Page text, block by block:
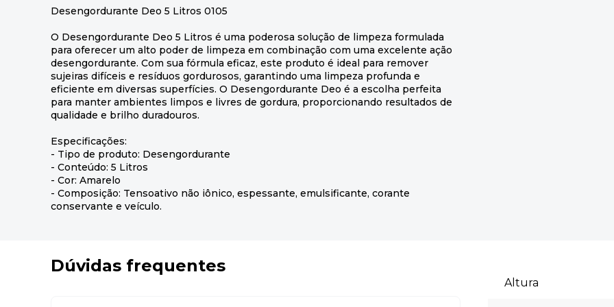
Desengordurante Deo 5 Litros 0105
O Desengordurante Deo 5 Litros é uma poderosa solução de limpeza formulada
para oferecer um alto poder de limpeza em combinação com uma excelente ação
desengordurante. Com sua fórmula eficaz, este produto é ideal para remover
sujeiras difíceis e resíduos gordurosos, garantindo uma limpeza profunda e
eficiente em diversas superfícies. O Desengordurante Deo é a escolha perfeita
para manter ambientes limpos e livres de gordura, proporcionando resultados de
qualidade e brilho duradouros.
Especificações:
- Tipo de produto: Desengordurante
- Conteúdo: 5 Litros
- Cor: Amarelo
- Composição: Tensoativo não iônico, espessante, emulsificante, corante
conservante e veículo.
Dúvidas frequentes
Altura